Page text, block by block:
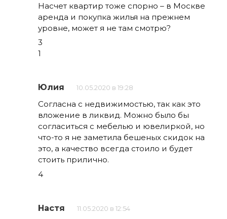
Насчет квартир тоже спорно – в Москве
аренда и покупка жилья на прежнем
уровне, может я не там смотрю?
3
1
Юлия 10.05.2020 в 19:28
Согласна с недвижимостью, так как это
вложение в ликвид. Можно было бы
согласиться с мебелью и ювелиркой, но
что-то я не заметила бешеных скидок на
это, а качество всегда стоило и будет
стоить прилично.
4
Настя 11.05.2020 в 12:54